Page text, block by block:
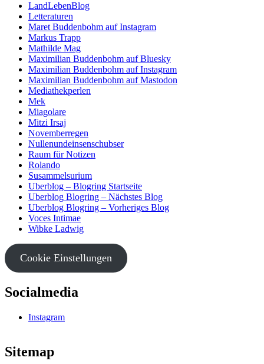
LandLebenBlog
Letteraturen
Maret Buddenbohm auf Instagram
Markus Trapp
Mathilde Mag
Maximilian Buddenbohm auf Bluesky
Maximilian Buddenbohm auf Instagram
Maximilian Buddenbohm auf Mastodon
Mediathekperlen
Mek
Miagolare
Mitzi Irsaj
Novemberregen
Nullenundeinsenschubser
Raum für Notizen
Rolando
Susammelsurium
Uberblog – Blogring Startseite
Uberblog Blogring – Nächstes Blog
Uberblog Blogring – Vorheriges Blog
Voces Intimae
Wibke Ladwig
Cookie Einstellungen
Socialmedia
Instagram
Sitemap